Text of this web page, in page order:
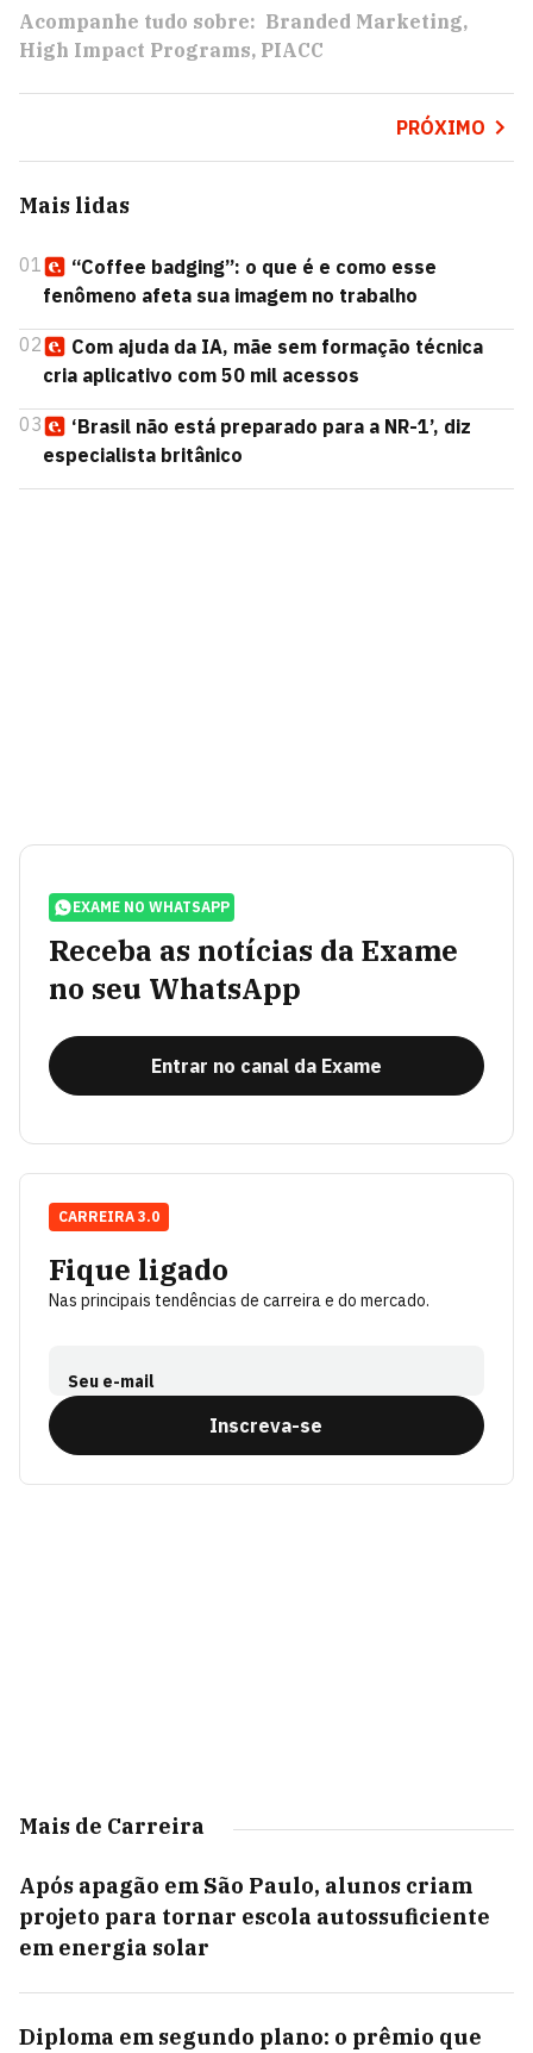
Acompanhe tudo sobre: Branded Marketing
High Impact Programs PIACC
PRÓXIMO
Mais lidas
01
“Coffee badging”: o que é e como esse
fenômeno afeta sua imagem no trabalho
02
Com ajuda da IA, mãe sem formação técnica
cria aplicativo com 50 mil acessos
03
‘Brasil não está preparado para a NR-1’, diz
especialista britânico
EXAME NO WHATSAPP
Receba as notícias da Exame
no seu WhatsApp
Entrar no canal da Exame
Fique ligado
Nas principais tendências de carreira e do mercado.
Seu e-mail
Inscreva-se
CARREIRA 3.0
Mais de Carreira
Após apagão em São Paulo, alunos criam
projeto para tornar escola autossuficiente
em energia solar
Diploma em segundo plano: o prêmio que